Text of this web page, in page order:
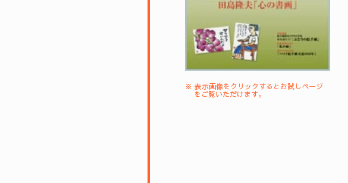
※ 表示画像をクリックするとお試しページ
をご覧いただけます。